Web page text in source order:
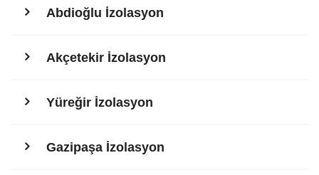
Abdioğlu İzolasyon
Akçetekir İzolasyon
Yüreğir İzolasyon
Gazipaşa İzolasyon